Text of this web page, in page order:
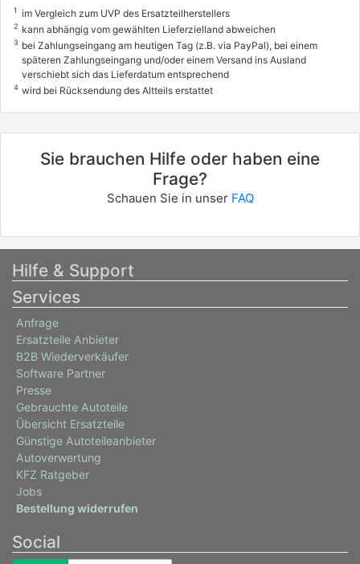
1 im Vergleich zum UVP des Ersatzteilherstellers
2 kann abhängig vom gewählten Lieferzielland abweichen
3 bei Zahlungseingang am heutigen Tag (z.B. via PayPal), bei einem
späteren Zahlungseingang und/oder einem Versand ins Ausland
verschiebt sich das Lieferdatum entsprechend
4 wird bei Rücksendung des Altteils erstattet
Sie brauchen Hilfe oder haben eine
Frage?
Schauen Sie in unser FAQ
Hilfe & Support
Services
Anfrage
Ersatzteile Anbieter
B2B Wiederverkäufer
Software Partner
Presse
Gebrauchte Autoteile
Übersicht Ersatzteile
Günstige Autoteileanbieter
Autoverwertung
KFZ Ratgeber
Jobs
Bestellung widerrufen
Social